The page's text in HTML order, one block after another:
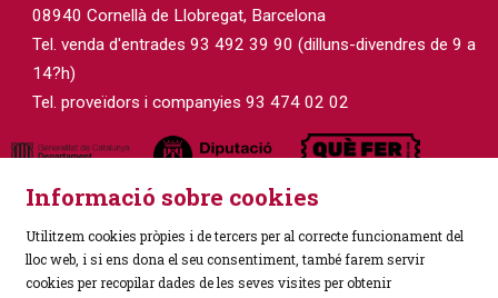
08940 Cornellà de Llobregat, Barcelona
Tel. venda d'entrades 93 492 39 90 (dilluns-divendres de 9 a
14?h)
Tel. proveïdors i companyies 93 474 02 02
Informació sobre cookies
Utilitzem cookies pròpies i de tercers per al correcte funcionament del
lloc web, i si ens dona el seu consentiment, també farem servir
cookies per recopilar dades de les seves visites per obtenir